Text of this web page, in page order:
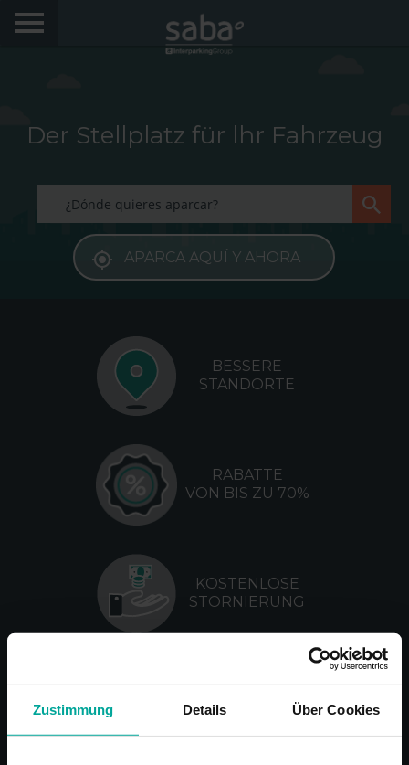
Zustimmung Details Über Cookies
My Saba
Hinweise
Melden Sie sich an, um Rabatte von bis zu 70% zu
Sprache
Der Stellplatz für lhr Fahrzeug
APARCA AQUÍ Y AHORA
BESSERE
STANDORTE
RABATTE
VON BIS ZU 70%
KOSTENLOSE
STORNIERUNG
VERWALTUNGSGEBÜHREN